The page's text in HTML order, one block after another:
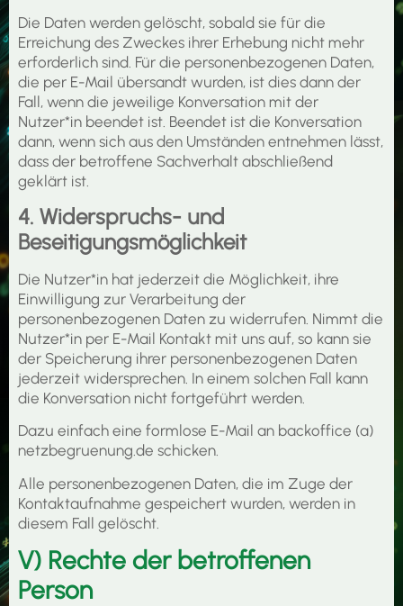
Die Daten werden gelöscht, sobald sie für die
Erreichung des Zweckes ihrer Erhebung nicht mehr
erforderlich sind. Für die personenbezogenen Daten,
die per E-Mail übersandt wurden, ist dies dann der
Fall, wenn die jeweilige Konversation mit der
Nutzer*in beendet ist. Beendet ist die Konversation
dann, wenn sich aus den Umständen entnehmen lässt,
dass der betroffene Sachverhalt abschließend
geklärt ist.
4. Widerspruchs- und
Beseitigungsmöglichkeit
Die Nutzer*in hat jederzeit die Möglichkeit, ihre
Einwilligung zur Verarbeitung der
personenbezogenen Daten zu widerrufen. Nimmt die
Nutzer*in per E-Mail Kontakt mit uns auf, so kann sie
der Speicherung ihrer personenbezogenen Daten
jederzeit widersprechen. In einem solchen Fall kann
die Konversation nicht fortgeführt werden.
Dazu einfach eine formlose E-Mail an backoffice (a)
netzbegruenung.de schicken.
Alle personenbezogenen Daten, die im Zuge der
Kontaktaufnahme gespeichert wurden, werden in
diesem Fall gelöscht.
V) Rechte der betroffenen
Person